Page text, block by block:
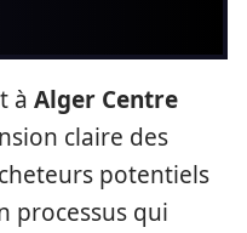
à Alger Centre
claire des
potentiels
processus qui